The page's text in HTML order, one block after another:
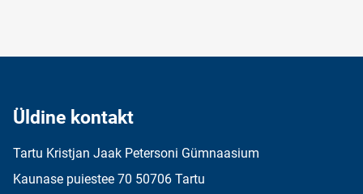
Üldine kontakt
Tartu Kristjan Jaak Petersoni Gümnaasium
Kaunase puiestee 70 50706 Tartu